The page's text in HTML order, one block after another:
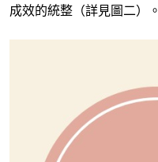
成效的統整（詳見圖二）。